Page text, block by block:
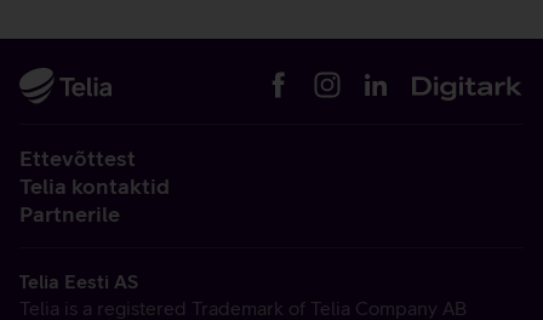
Ettevõttest
Telia kontaktid
Partnerile
Telia Eesti AS
Telia is a registered Trademark of Telia Company AB